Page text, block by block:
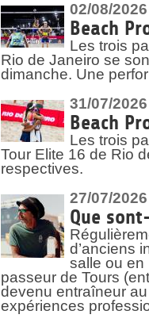
02/08/2026
Beach
Les trois
Rio de Janeiro se
dimanche. Une
31/07/2026
Beach
Les trois
Tour Elite 16 de Rio
respectives.
27/07/2026
Que
d’anciens
salle ou en
passeur de Tours
devenu entraîneur
expériences